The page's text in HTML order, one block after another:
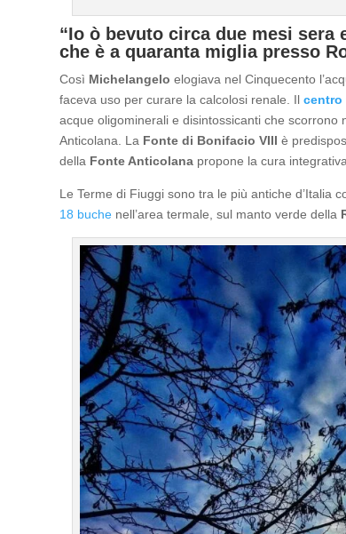
“Io ò bevuto circa due mesi sera
che è a quaranta miglia presso
Così Michelangelo elogiava nel Cinquecento
faceva uso per curare la calcolosi renale. Ilcentro
acque oligominerali e disintossicanti che
Anticolana. La Fonte di Bonifacio VIII è
della Fonte Anticolana propone la cura
Le Terme di Fiuggi sono tra le più antiche d’Italia
18 buche nell’area termale, sul manto verde della